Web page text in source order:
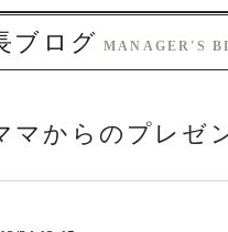
ブログ MANAGER'S
マからのプレゼ